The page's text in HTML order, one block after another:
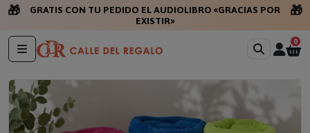
🎁
GRATIS CON TU PEDIDO EL AUDIOLIBRO «GRACIAS POR
EXISTIR»
🎁
0